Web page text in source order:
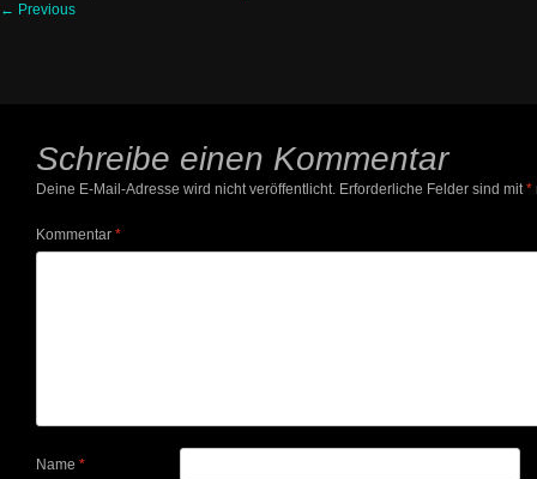
← Previous
Schreibe einen Kommentar
Deine E-Mail-Adresse wird nicht veröffentlicht. Erforderliche Felder sind mit*
Kommentar *
Name *